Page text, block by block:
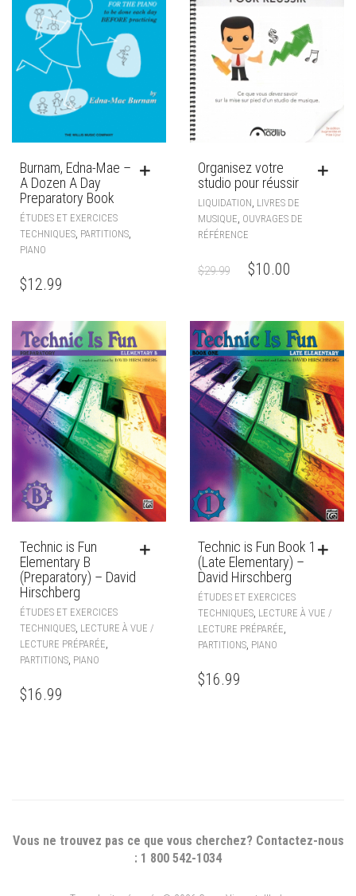
Burnam, Edna-Mae –
A Dozen A Day
Preparatory Book
ÉTUDES ET EXERCICES
TECHNIQUES PARTITIONS
PIANO
$12.99
Organisez votre
studio pour réussir
LIQUIDATION LIVRES DE
MUSIQUE OUVRAGES DE
RÉFÉRENCE
$29.99 $10.00
Technic is Fun
Elementary B
(Preparatory) – David
Hirschberg
ÉTUDES ET EXERCICES
TECHNIQUES LECTURE À VUE /
LECTURE PRÉPARÉE
PARTITIONS PIANO
$16.99
Technic is Fun Book 1
(Late Elementary) –
David Hirschberg
ÉTUDES ET EXERCICES
TECHNIQUES LECTURE À VUE /
LECTURE PRÉPARÉE
PARTITIONS PIANO
$16.99
Vous ne trouvez pas ce que vous cherchez? Contactez-nous
: 1 800 542-1034